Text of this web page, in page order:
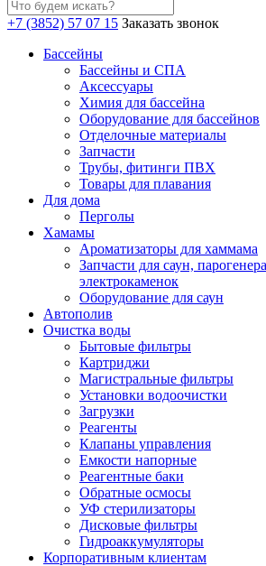
+7 (3852) 57 07 15 Заказать звонок
Бассейны
Бассейны и СПА
Аксессуары
Химия для бассейна
Оборудование для бассейнов
Отделочные материалы
Запчасти
Трубы, фитинги ПВХ
Товары для плавания
Для дома
Перголы
Хамамы
Ароматизаторы для хаммама
Запчасти для саун,
электрокаменок
Оборудование для саун
Автополив
Очистка воды
Бытовые фильтры
Картриджи
Магистральные фильтры
Установки водоочистки
Загрузки
Реагенты
Клапаны управления
Емкости напорные
Реагентные баки
Обратные осмосы
УФ стерилизаторы
Дисковые фильтры
Гидроаккумуляторы
Корпоративным клиентам